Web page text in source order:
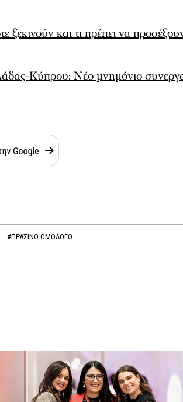
ξεκινούν και τι πρέπει να
Κύπρου: Νέο μνημόνιο
#ΠΡΑΣΙΝΟ ΟΜΟΛΟΓΟ